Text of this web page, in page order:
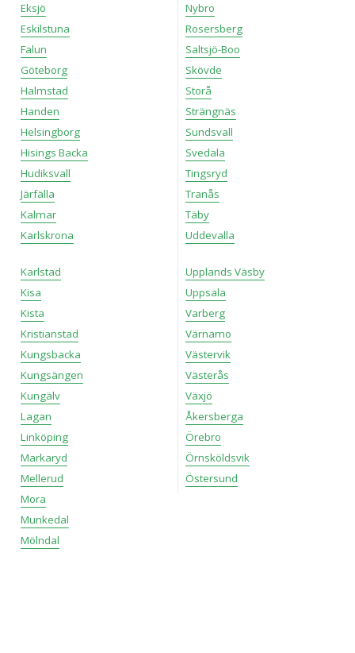
Eksjö
Eskilstuna
Falun
Göteborg
Halmstad
Handen
Helsingborg
Hisings Backa
Hudiksvall
Järfälla
Kalmar
Karlskrona
Karlstad
Kisa
Kista
Kristianstad
Kungsbacka
Kungsängen
Kungälv
Lagan
Linköping
Markaryd
Mellerud
Mora
Munkedal
Mölndal
Nybro
Rosersberg
Saltsjö-Boo
Skövde
Storå
Strängnäs
Sundsvall
Svedala
Tingsryd
Tranås
Täby
Uddevalla
Upplands Väsby
Uppsala
Varberg
Värnamo
Västervik
Västerås
Växjö
Åkersberga
Örebro
Örnsköldsvik
Östersund